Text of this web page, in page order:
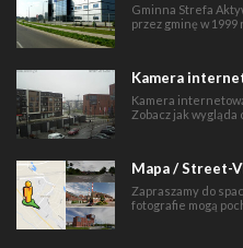
Gminna Strefa
przez gminę w 1999
Kamera
Kamera
Zobacz jak wygląda
Mapa / Street-
Zapraszamy do
fotografie mogą